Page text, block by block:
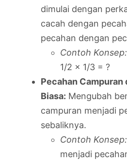
dimulai dengan
cacah dengan
pecahan dengan
Contoh Konsep:
1/2 x 1/3 = ?
Pecahan Campuran
Biasa: Mengubah
campuran menjadi
sebaliknya.
Contoh Konsep:
menjadi